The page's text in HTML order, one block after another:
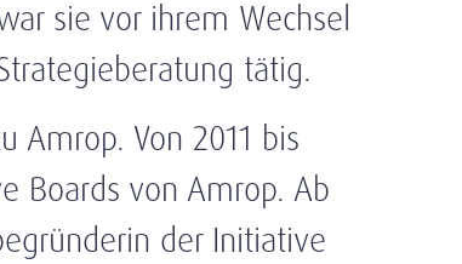
sie vor ihrem Wechsel
tätig.
Amrop. Von 2011 bis
Boards von Amrop. Ab
der Initiative